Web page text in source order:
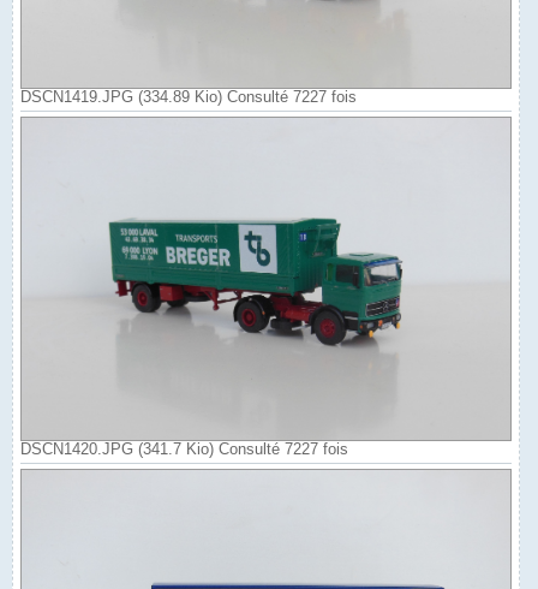
DSCN1419.JPG (334.89 Kio) Consulté 7227 fois
DSCN1420.JPG (341.7 Kio) Consulté 7227 fois